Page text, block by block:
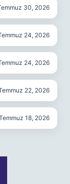
30, 2026
24, 2026
24, 2026
22, 2026
18, 2026